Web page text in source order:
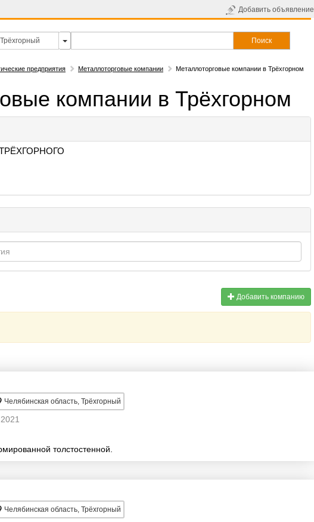
Добавить объявление
Поиск
предприятия Металлоторговые компании Металлоторговые компании в Трёхгорном
компании в Трёхгорном
Добавить компанию
Челябинская область, Трёхгорный
толстостенной.
Челябинская область, Трёхгорный